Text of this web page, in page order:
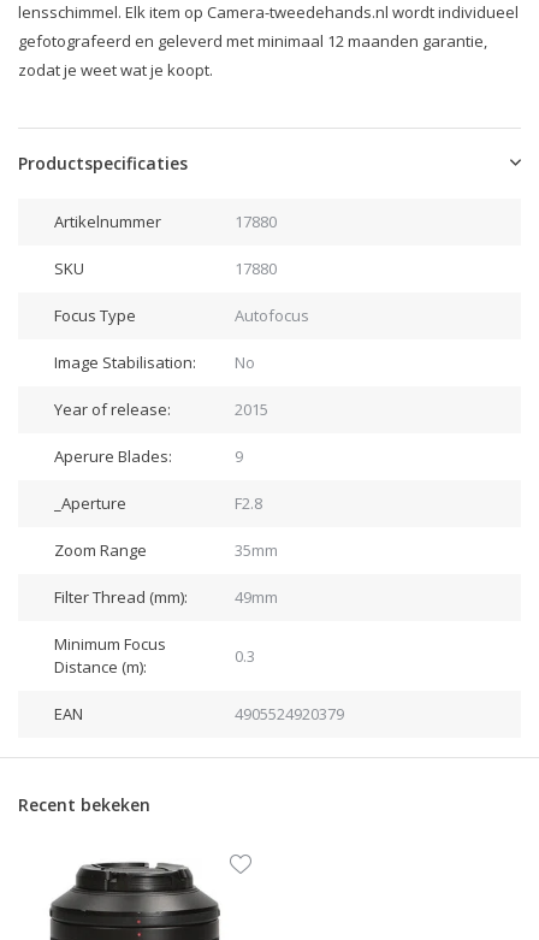
lensschimmel. Elk item op Camera-tweedehands.nl wordt individueel
gefotografeerd en geleverd met minimaal 12 maanden garantie,
zodat je weet wat je koopt.
Productspecificaties
Artikelnummer 17880
SKU 17880
Focus Type Autofocus
Image Stabilisation: No
Year of release: 2015
Aperure Blades: 9
_Aperture F2.8
Zoom Range 35mm
Filter Thread (mm): 49mm
Minimum Focus
Distance (m):
0.3
EAN 4905524920379
Recent bekeken